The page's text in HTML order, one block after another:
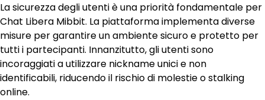
La sicurezza degli utenti è una priorità fondamentale per
Chat Libera Mibbit. La piattaforma implementa diverse
misure per garantire un ambiente sicuro e protetto per
tutti i partecipanti. Innanzitutto, gli utenti sono
incoraggiati a utilizzare nickname unici e non
identificabili, riducendo il rischio di molestie o stalking
online.